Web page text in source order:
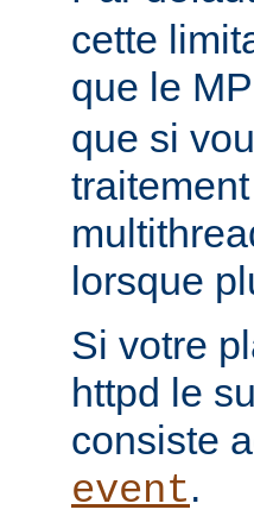
cette
que le
que si
lorsque
Si votre
httpd le
consiste
event.